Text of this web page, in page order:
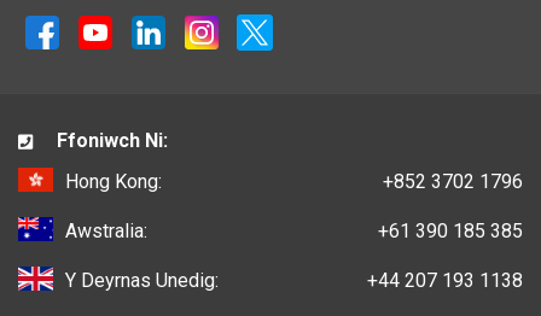
Ffoniwch Ni:
Hong Kong:
+852 3702 1796
Awstralia: +61 390 185 385
Y Deyrnas Unedig: +44 207 193 1138